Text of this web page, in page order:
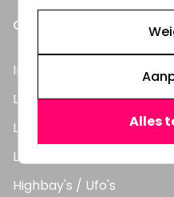
ONZE PRODUCTEN
Inbouwspots
LED Lampen
LED TL Buizen
LED Panelen
Highbay's / Ufo's
Alles